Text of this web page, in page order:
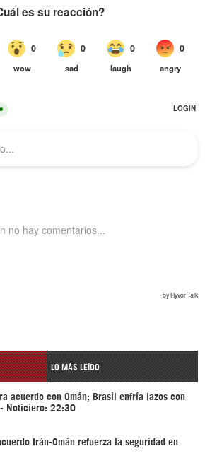
LO MÁS LEÍDO
acuerdo con Omán; Brasil enfría lazos con
- Noticiero: 22:30
Irán-Omán refuerza la seguridad en